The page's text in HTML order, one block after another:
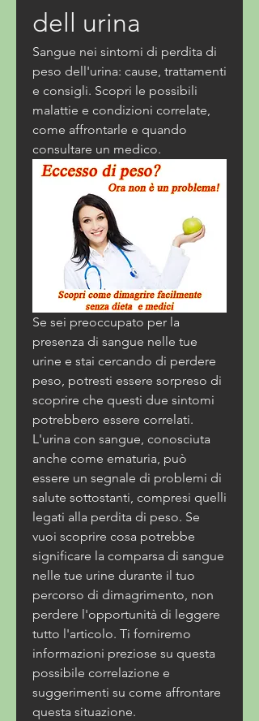
dell urina
Sangue nei sintomi di perdita di
peso dell'urina: cause, trattamenti
e consigli. Scopri le possibili
malattie e condizioni correlate,
come affrontarle e quando
consultare un medico.
Se sei preoccupato per la
presenza di sangue nelle tue
urine e stai cercando di perdere
peso, potresti essere sorpreso di
scoprire che questi due sintomi
potrebbero essere correlati.
L'urina con sangue, conosciuta
anche come ematuria, può
essere un segnale di problemi di
salute sottostanti, compresi quelli
legati alla perdita di peso. Se
vuoi scoprire cosa potrebbe
significare la comparsa di sangue
nelle tue urine durante il tuo
percorso di dimagrimento, non
perdere l'opportunità di leggere
tutto l'articolo. Ti forniremo
informazioni preziose su questa
possibile correlazione e
suggerimenti su come affrontare
questa situazione.